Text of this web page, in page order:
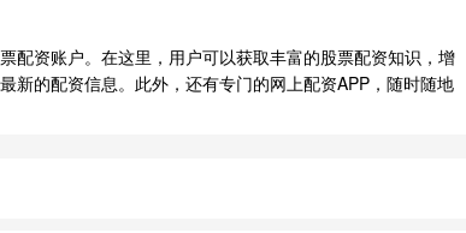
配资账户。在这里，用户可以获取丰富的股票配资知识，增
新的配资信息。此外，还有专门的网上配资APP，随时随地